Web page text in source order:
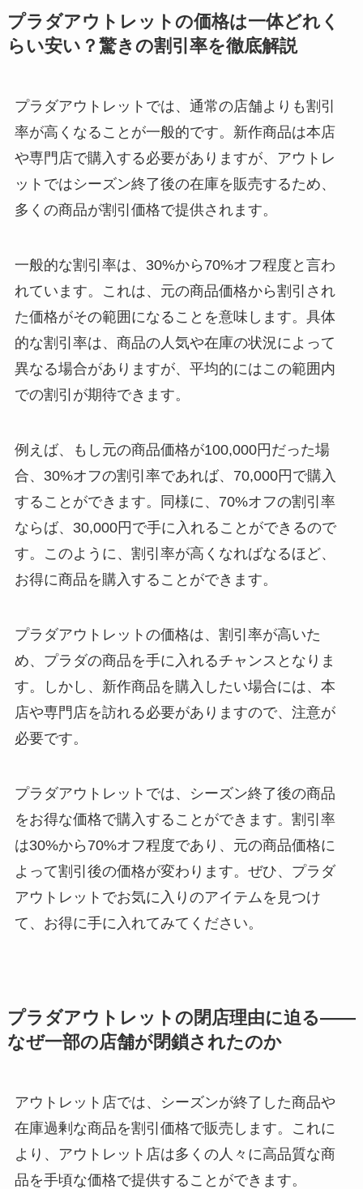
プラダアウトレットの価格は一体どれく
らい安い？驚きの割引率を徹底解説
プラダアウトレットでは、通常の店舗よりも割引
率が高くなることが一般的です。新作商品は本店
や専門店で購入する必要がありますが、アウトレ
ットではシーズン終了後の在庫を販売するため、
多くの商品が割引価格で提供されます。
一般的な割引率は、30%から70%オフ程度と言わ
れています。これは、元の商品価格から割引され
た価格がその範囲になることを意味します。具体
的な割引率は、商品の人気や在庫の状況によって
異なる場合がありますが、平均的にはこの範囲内
での割引が期待できます。
例えば、もし元の商品価格が100,000円だった場
合、30%オフの割引率であれば、70,000円で購入
することができます。同様に、70%オフの割引率
ならば、30,000円で手に入れることができるので
す。このように、割引率が高くなればなるほど、
お得に商品を購入することができます。
プラダアウトレットの価格は、割引率が高いた
め、プラダの商品を手に入れるチャンスとなりま
す。しかし、新作商品を購入したい場合には、本
店や専門店を訪れる必要がありますので、注意が
必要です。
プラダアウトレットでは、シーズン終了後の商品
をお得な価格で購入することができます。割引率
は30%から70%オフ程度であり、元の商品価格に
よって割引後の価格が変わります。ぜひ、プラダ
アウトレットでお気に入りのアイテムを見つけ
て、お得に手に入れてみてください。
プラダアウトレットの閉店理由に迫る――
なぜ一部の店舗が閉鎖されたのか
アウトレット店では、シーズンが終了した商品や
在庫過剰な商品を割引価格で販売します。これに
より、アウトレット店は多くの人々に高品質な商
品を手頃な価格で提供することができます。